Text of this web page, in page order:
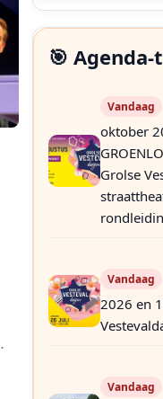
🎯
Vandaag
oktober
Grolse
Vandaag
2026 en
Vandaag